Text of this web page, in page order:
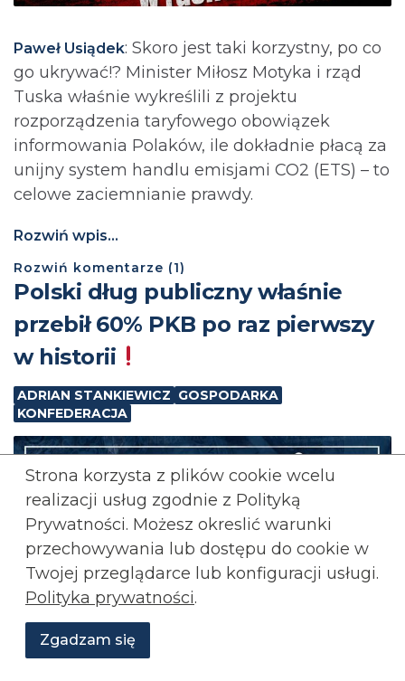
Paweł Usiądek: Skoro jest taki korzystny, po co
go ukrywać!? Minister Miłosz Motyka i rząd
Tuska właśnie wykreślili z projektu
rozporządzenia taryfowego obowiązek
informowania Polaków, ile dokładnie płacą za
unijny system handlu emisjami CO2 (ETS) – to
celowe zaciemnianie prawdy.
Rozwiń wpis...
Rozwiń komentarze (1)
Polski dług publiczny właśnie
przebił 60% PKB po raz pierwszy
w historii
ADRIAN STANKIEWICZ GOSPODARKA
KONFEDERACJA
Strona korzysta z plików cookie wcelu
realizacji usług zgodnie z Polityką
Prywatności. Możesz okreslić warunki
przechowywania lub dostępu do cookie w
Twojej przeglądarce lub konfiguracji usługi.
Polityka prywatności.
Zgadzam się